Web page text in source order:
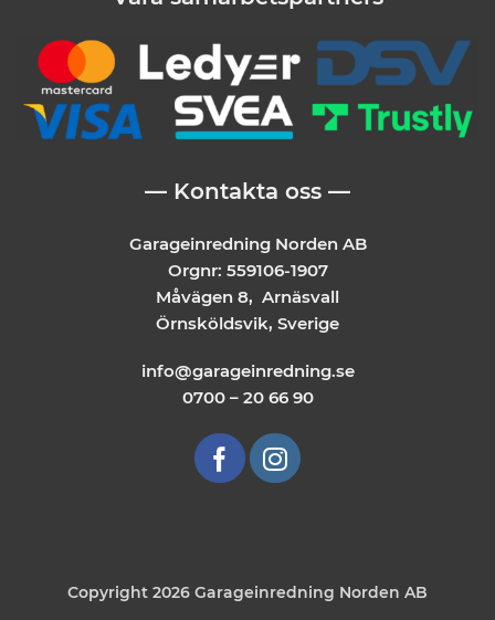
— Kontakta oss —
Garageinredning Norden AB
Orgnr: 559106-1907
Måvägen 8, Arnäsvall
Örnsköldsvik, Sverige
info@garageinredning.se
0700 – 20 66 90
Copyright 2026 Garageinredning Norden AB